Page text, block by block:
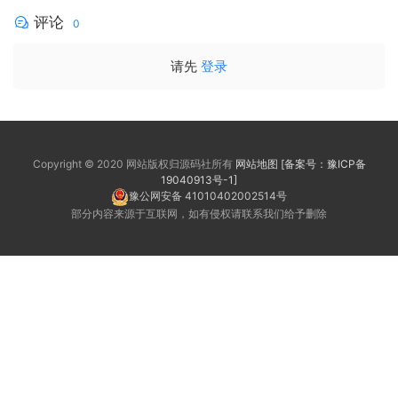
评论 0
请先 登录
Copyright © 2020 网站版权归源码社所有 网站地图 [备案号：豫ICP备
19040913号-1]
豫公网安备 41010402002514号
部分内容来源于互联网，如有侵权请联系我们给予删除